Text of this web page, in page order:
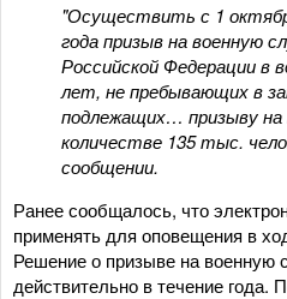
"Осуществить с 1
года призыв на военную
Российской Федерации в
лет, не пребывающих в
подлежащих… призыву на
количестве 135 тыс.
сообщении.
Ранее сообщалось, что
применять для оповещения в
Решение о призыве на военную
действительно в течение года.